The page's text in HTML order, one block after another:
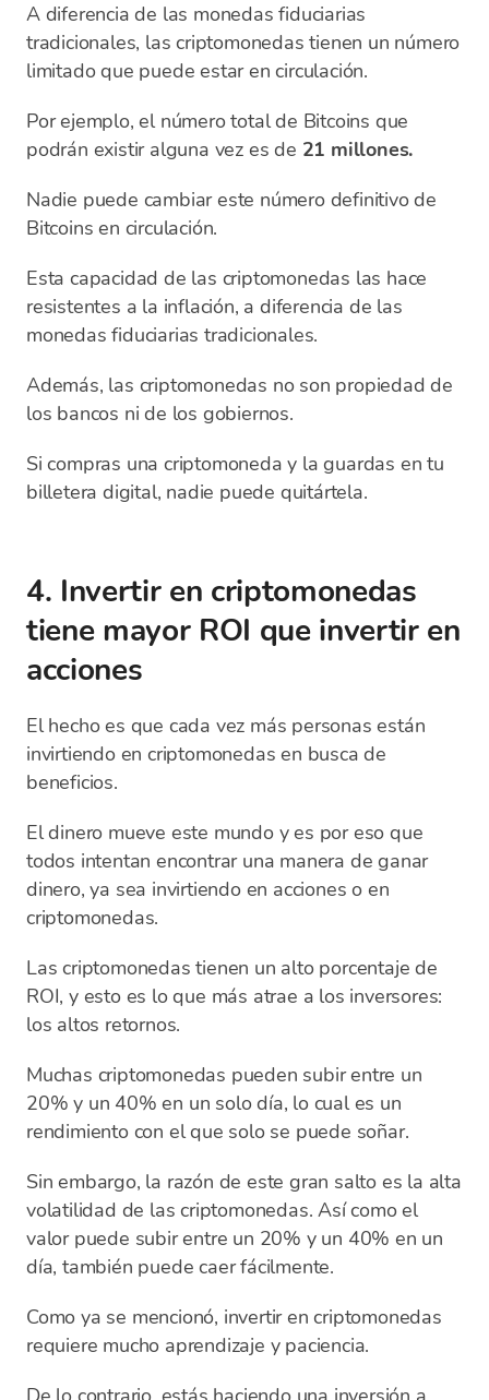
A diferencia de las monedas fiduciarias
tradicionales, las criptomonedas tienen un número
limitado que puede estar en circulación.
Por ejemplo, el número total de Bitcoins que
podrán existir alguna vez es de 21 millones.
Nadie puede cambiar este número definitivo de
Bitcoins en circulación.
Esta capacidad de las criptomonedas las hace
resistentes a la inflación, a diferencia de las
monedas fiduciarias tradicionales.
Además, las criptomonedas no son propiedad de
los bancos ni de los gobiernos.
Si compras una criptomoneda y la guardas en tu
billetera digital, nadie puede quitártela.
4. Invertir en criptomonedas
tiene mayor ROI que invertir en
acciones
El hecho es que cada vez más personas están
invirtiendo en criptomonedas en busca de
beneficios.
El dinero mueve este mundo y es por eso que
todos intentan encontrar una manera de ganar
dinero, ya sea invirtiendo en acciones o en
criptomonedas.
Las criptomonedas tienen un alto porcentaje de
ROI, y esto es lo que más atrae a los inversores:
los altos retornos.
Muchas criptomonedas pueden subir entre un
20% y un 40% en un solo día, lo cual es un
rendimiento con el que solo se puede soñar.
Sin embargo, la razón de este gran salto es la alta
volatilidad de las criptomonedas. Así como el
valor puede subir entre un 20% y un 40% en un
día, también puede caer fácilmente.
Como ya se mencionó, invertir en criptomonedas
requiere mucho aprendizaje y paciencia.